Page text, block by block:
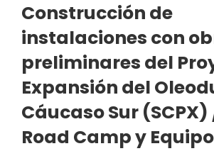
Construcción de
instalaciones con
preliminares del
Expansión del
Cáucaso Sur (SCPX)
Road Camp y Equipo